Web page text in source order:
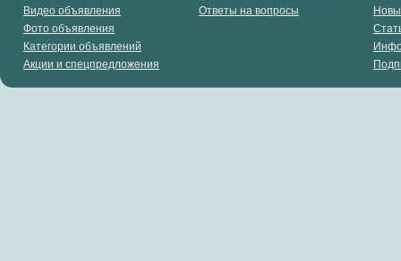
Видео объявления
Фото объявления
Категории объявлений
Акции и спецпредложения
Ответы на вопросы